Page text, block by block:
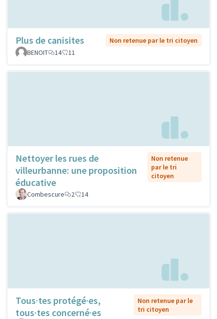
Plus de canisites
Non retenue par le tri citoyen
BENOIT
14 11
Nettoyer les rues de
villeurbanne: une proposition
éducative
Non retenue
par le tri
citoyen
Combescure 2 14
Tous·tes protégé·es,
tous·tes concerné·es
Non retenue par le
tri citoyen